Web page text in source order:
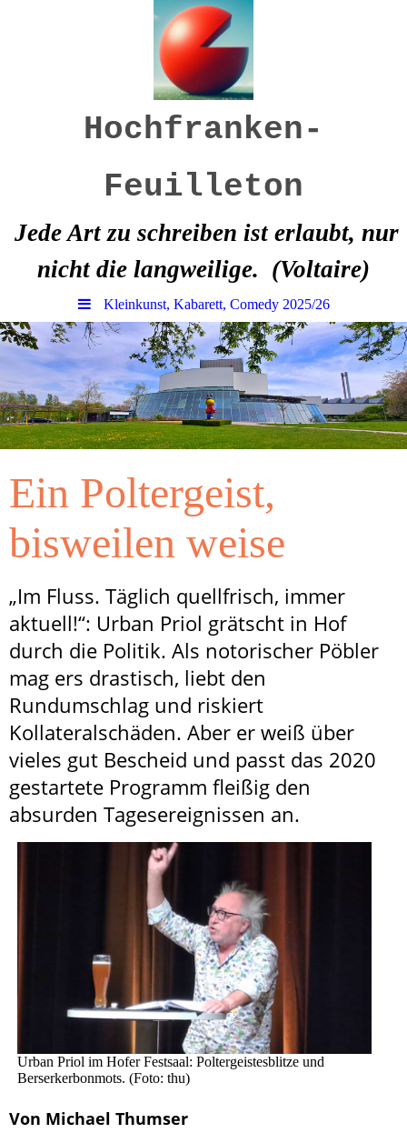
Hochfranken-
Feuilleton
Jede Art zu schreiben ist erlaubt, nur
nicht die langweilige. (Voltaire)
Kleinkunst, Kabarett, Comedy 2025/26
Ein Poltergeist,
bisweilen weise
„Im Fluss. Täglich quellfrisch, immer
aktuell!“: Urban Priol grätscht in Hof
durch die Politik. Als notorischer Pöbler
mag ers drastisch, liebt den
Rundumschlag und riskiert
Kollateralschäden. Aber er weiß über
vieles gut Bescheid und passt das 2020
gestartete Programm fleißig den
absurden Tagesereignissen an.
Urban Priol im Hofer Festsaal: Poltergeistesblitze und
Berserkerbonmots. (Foto: thu)
Von Michael Thumser